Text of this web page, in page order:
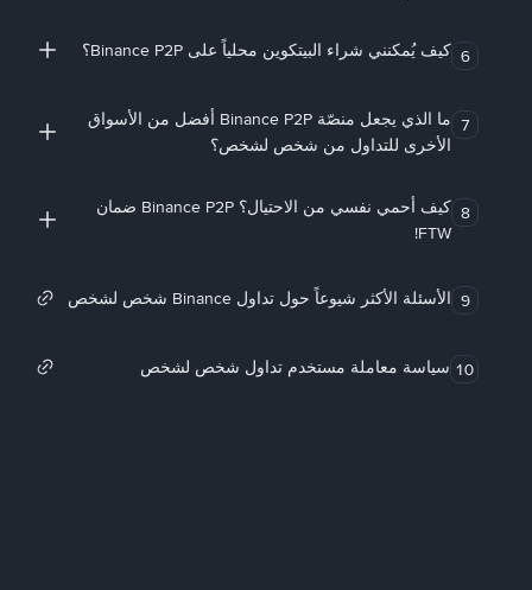
6 كيف يُمكنني شراء البيتكوين محلياً على Binance P2P؟
7
ما الذي يجعل منصّة Binance P2P أفضل من الأسواق
الأخرى للتداول من شخص لشخص؟
8
كيف أحمي نفسي من الاحتيال؟ Binance P2P ضمان
FTW!
9 الأسئلة الأكثر شيوعاً حول تداول Binance شخص لشخص
10 سياسة معاملة مستخدم تداول شخص لشخص